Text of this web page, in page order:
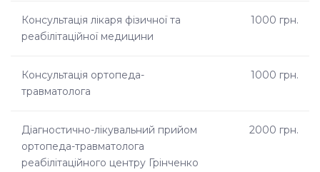
Консультація лікаря фізичної та
реабілітаційної медицини
1000 грн.
Консультація ортопеда-
травматолога
1000 грн.
Діагностично-лікувальний прийом
ортопеда-травматолога
реабілітаційного центру Грінченко
2000 грн.